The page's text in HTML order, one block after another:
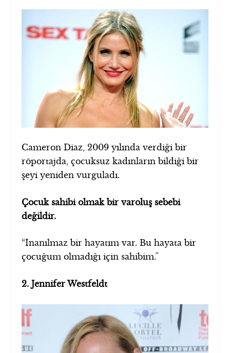
Cameron Diaz, 2009 yılında verdiği bir
röportajda, çocuksuz kadınların bildiği bir
şeyi yeniden vurguladı.
Çocuk sahibi olmak bir varoluş sebebi
değildir.
“İnanılmaz bir hayatım var. Bu hayata bir
çocuğum olmadığı için sahibim.”
2. Jennifer Westfeldt